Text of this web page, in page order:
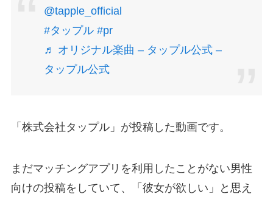
@tapple_official
#タップル #pr
♬ オリジナル楽曲 – タップル公式 –
タップル公式
「株式会社タップル」が投稿した動画です。
まだマッチングアプリを利用したことがない男性
向けの投稿をしていて、「彼女が欲しい」と思え